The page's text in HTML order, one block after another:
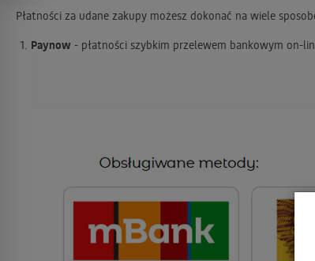
Płatności za udane zakupy możesz dokonać na wiele
Paynow - płatności szybkim przelewem bankowym on-